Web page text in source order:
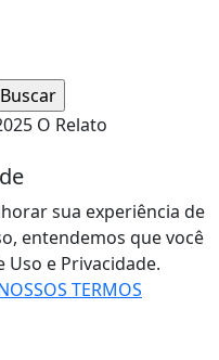
O Relato
sua experiência de
entendemos que você
e Privacidade.
TERMOS